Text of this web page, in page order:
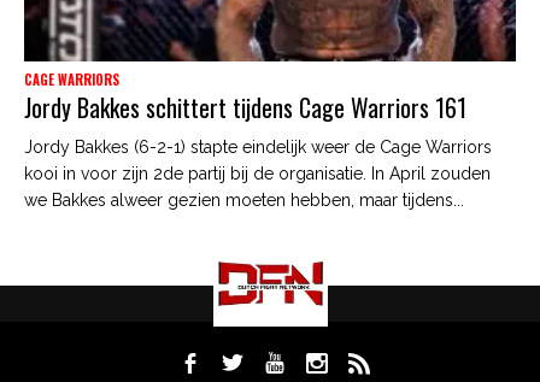
CAGE WARRIORS
Jordy Bakkes schittert tijdens Cage Warriors 161
Jordy Bakkes (6-2-1) stapte eindelijk weer de Cage Warriors
kooi in voor zijn 2de partij bij de organisatie. In April zouden
we Bakkes alweer gezien moeten hebben, maar tijdens...